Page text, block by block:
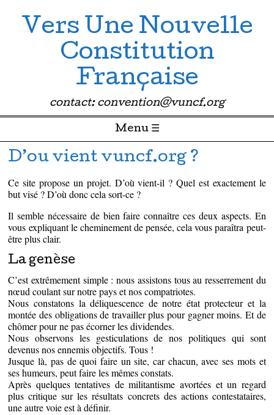
Vers Une Nouvelle
Constitution
Française
contact: convention@vuncf.org
Menu ☰
Passer directement au contenu
D’ou vient vuncf.org ?
Ce site propose un projet. D’où vient-il ? Quel est exactement le
but visé ? D’où donc cela sort-ce ?
Il semble nécessaire de bien faire connaître ces deux aspects. En
vous expliquant le cheminement de pensée, cela vous paraîtra peut-
être plus clair.
La genèse
C’est extrêmement simple : nous assistons tous au resserrement du
nœud coulant sur notre pays et nos compatriotes.
Nous constatons la déliquescence de notre état protecteur et la
montée des obligations de travailler plus pour gagner moins. Et de
chômer pour ne pas écorner les dividendes.
Nous observons les gesticulations de nos politiques qui sont
devenus nos ennemis objectifs. Tous !
Jusque là, pas de quoi faire un site, car chacun, avec ses mots et
ses humeurs, peut faire les mêmes constats.
Après quelques tentatives de militantisme avortées et un regard
plus critique sur les résultats concrets des actions contestataires,
une autre voie est à définir.